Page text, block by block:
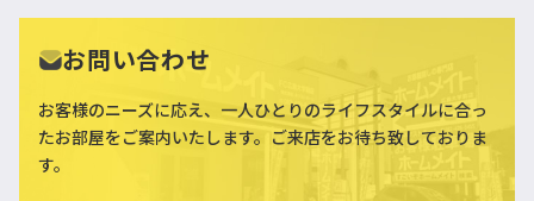
お問い合わせ
お客様のニーズに応え、一人ひとりのライフスタイルに合っ
たお部屋をご案内いたします。ご来店をお待ち致しておりま
す。